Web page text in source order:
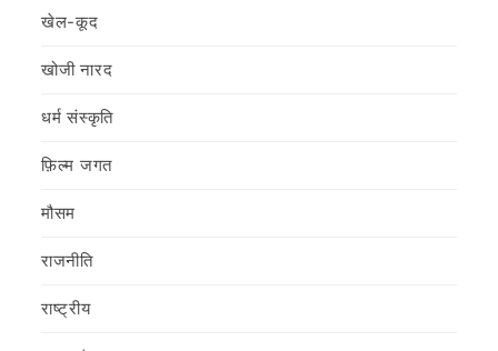
खेल-कूद
खोजी नारद
धर्म संस्कृति
फ़िल्‍म जगत
मौसम
राजनीति
राष्ट्रीय